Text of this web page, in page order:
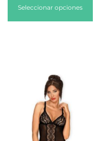
Seleccionar opciones